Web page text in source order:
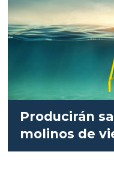
Producirán
molinos de